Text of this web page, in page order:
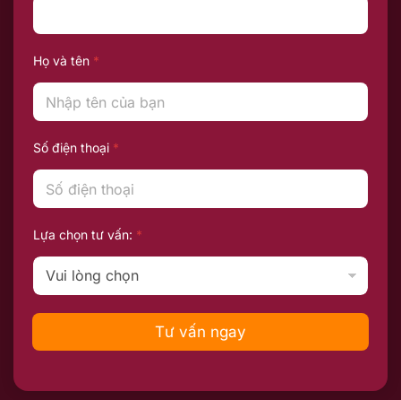
Họ và tên *
Số điện thoại *
Lựa chọn tư vấn: *
Tư vấn ngay